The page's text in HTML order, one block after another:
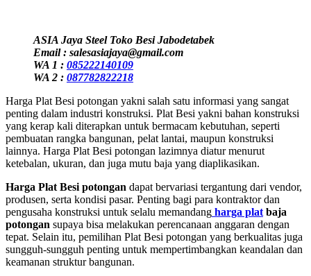
ASIA Jaya Steel Toko Besi Jabodetabek
Email : salesasiajaya@gmail.com
WA 1 : 085222140109
WA 2 : 087782822218
Harga Plat Besi potongan yakni salah satu informasi yang sangat
penting dalam industri konstruksi. Plat Besi yakni bahan konstruksi
yang kerap kali diterapkan untuk bermacam kebutuhan, seperti
pembuatan rangka bangunan, pelat lantai, maupun konstruksi
lainnya. Harga Plat Besi potongan lazimnya diatur menurut
ketebalan, ukuran, dan juga mutu baja yang diaplikasikan.
Harga Plat Besi potongan dapat bervariasi tergantung dari vendor,
produsen, serta kondisi pasar. Penting bagi para kontraktor dan
pengusaha konstruksi untuk selalu memandang harga plat baja
potongan supaya bisa melakukan perencanaan anggaran dengan
tepat. Selain itu, pemilihan Plat Besi potongan yang berkualitas juga
sungguh-sungguh penting untuk mempertimbangkan keandalan dan
keamanan struktur bangunan.